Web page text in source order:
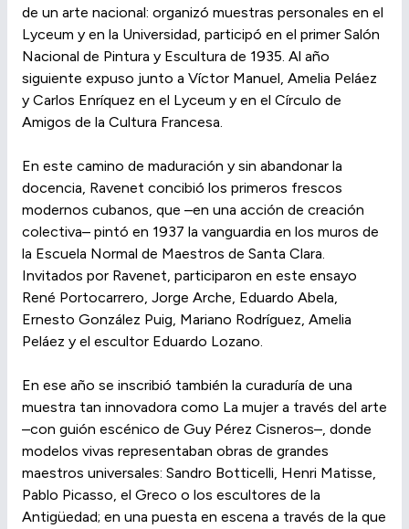
de un arte nacional: organizó muestras personales en el
Lyceum y en la Universidad, participó en el primer Salón
Nacional de Pintura y Escultura de 1935. Al año
siguiente expuso junto a Víctor Manuel, Amelia Peláez
y Carlos Enríquez en el Lyceum y en el Círculo de
Amigos de la Cultura Francesa.
En este camino de maduración y sin abandonar la
docencia, Ravenet concibió los primeros frescos
modernos cubanos, que –en una acción de creación
colectiva– pintó en 1937 la vanguardia en los muros de
la Escuela Normal de Maestros de Santa Clara.
Invitados por Ravenet, participaron en este ensayo
René Portocarrero, Jorge Arche, Eduardo Abela,
Ernesto González Puig, Mariano Rodríguez, Amelia
Peláez y el escultor Eduardo Lozano.
En ese año se inscribió también la curaduría de una
muestra tan innovadora como La mujer a través del arte
–con guión escénico de Guy Pérez Cisneros–, donde
modelos vivas representaban obras de grandes
maestros universales: Sandro Botticelli, Henri Matisse,
Pablo Picasso, el Greco o los escultores de la
Antigüedad; en una puesta en escena a través de la que